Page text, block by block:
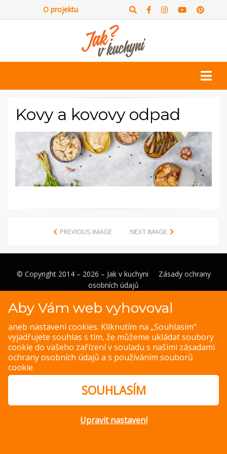
O projektu
Kovy a kovovy odpad
PREVIOUS IMAGE NEXT IMAGE
© Copyright 2014 – 2026 – Jak v kuchyni
Zásady ochrany
osobních údajů
Aby Vám web vyhovoval
aneb nastavení cookies. Kliknutím na „Souhlasím“
vyjadřujete souhlas s tím, že můžeme ukládat soubory
cookie do vašeho zařízení v souladu s našimi zásadami
ochrany osobních údajů a s používáním souborů
cookie.
SOUHLASÍM
Upravit nastavení